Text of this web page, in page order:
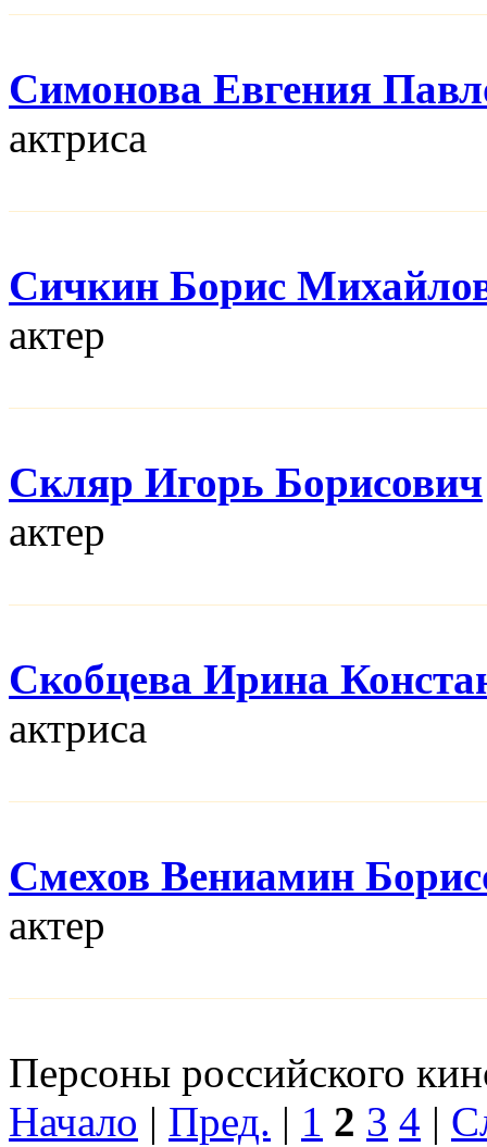
Симонова Евгения
актриса
Сичкин Борис
актер
Скляр Игорь Борисович
актер
Скобцева Ирина
актриса
Смехов Вениамин
актер
Персоны российского
Начало | Пред. | 1 2 3 4 |